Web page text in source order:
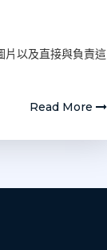
片以及直接與負責這
Read More